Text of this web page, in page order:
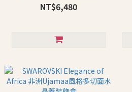
NT$6,480